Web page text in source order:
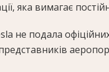
яка вимагає
не подала